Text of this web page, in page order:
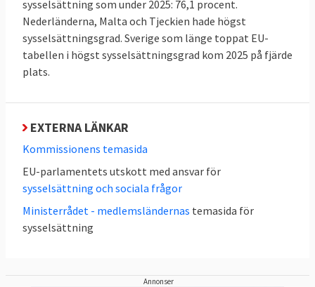
några kan bli EU-lag.
EU:s sociala pelareär riktlinjer som syftar till
att förbättra arbetsvillkoren och stärka EU-
medborgarnas sociala rättigheter. Den
EU:s kompetens, regleras i
Lissabonfördraget.
EU:s stats- och regeringschefer enades om
de 20 principerna på det
toppmötet i Göteborg
bestämma hur och i vilken utsträckning den
sysselsättning som under 2025: 76,1 procent.
Nederländerna, Malta och Tjeckien hade högst
sysselsättningsgrad. Sverige som länge toppat EU-
tabellen i högst sysselsättningsgrad kom 2025 på fjärde
plats.
EXTERNA LÄNKAR
Kommissionens temasida
EU-parlamentets utskott med ansvar för
sysselsättning och sociala frågor
Ministerrådet - medlemsländernas temasida för
sysselsättning
Annonser